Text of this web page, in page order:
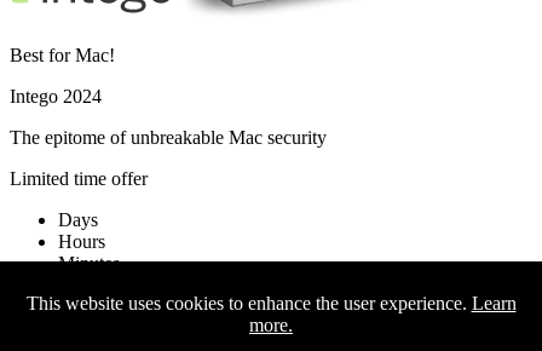
This website uses cookies to enhance the user experience. Learn
more.
Best for Mac!
Intego 2024
The epitome of unbreakable Mac security
Limited time offer
Days
Hours
Minutes